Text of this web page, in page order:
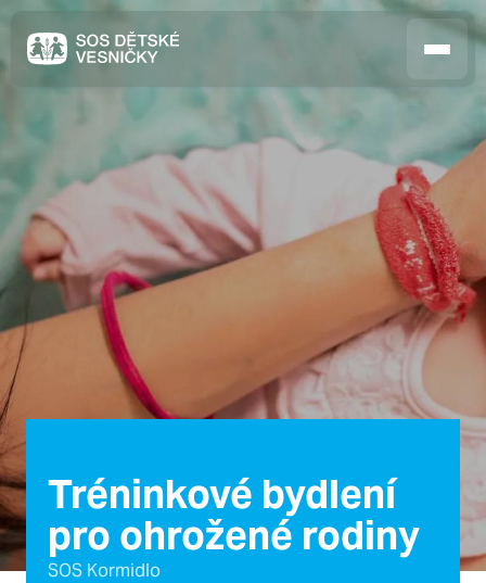
Tréninkové bydlení
pro ohrožené rodiny
SOS Kormidlo
Jak pomáháme
Pobočky
O nás
Kontakt